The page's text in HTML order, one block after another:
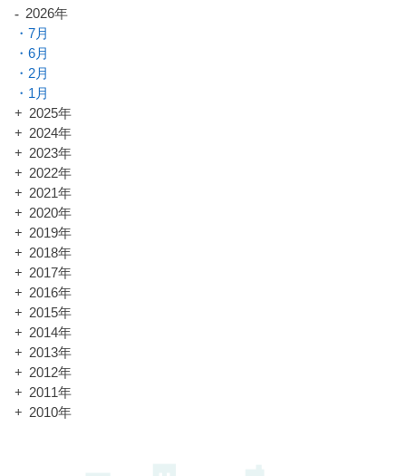
2026年
7月
6月
2月
1月
2025年
2024年
2023年
2022年
2021年
2020年
2019年
2018年
2017年
2016年
2015年
2014年
2013年
2012年
2011年
2010年